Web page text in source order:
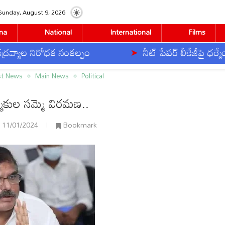
August 9, 2026
National International Films
సంకల్పం నీట్ పేపర్ లీకేజీపై ధర్మేంద్ర
News Main News Political
సమ్మె విరమణ..
11/01/2024 Bookmark